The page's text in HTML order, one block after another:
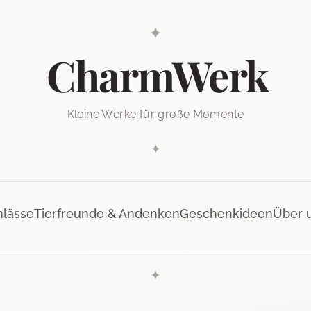
✦
CharmWerk
Kleine Werke für große Momente
✦
Tierfreunde & AndenkenGeschenkideenÜber
✦